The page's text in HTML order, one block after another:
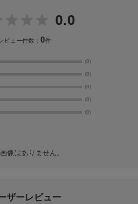
0.0
ビュー件数：0件
(0)
(0)
(0)
(0)
(0)
像はありません。
ザーレビュー